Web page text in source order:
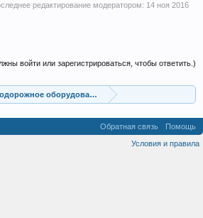
редактирование модератором: 14 ноя 2016
войти или зарегистрироваться, чтобы ответить.)
оборудование
Обратная связь
Помощь
Условия и правила